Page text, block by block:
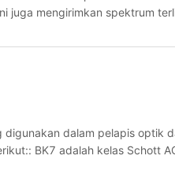
juga mengirimkan spektrum
dalam pelapis optik
BK7 adalah kelas Schott